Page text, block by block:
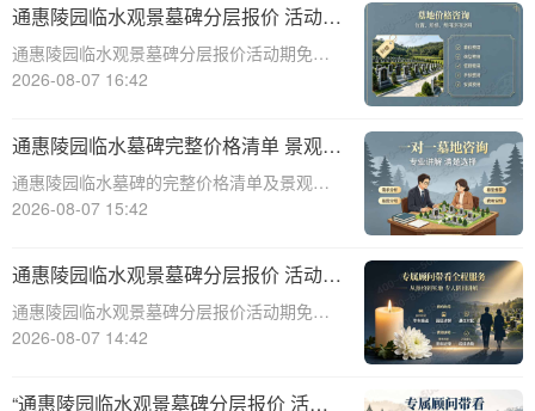
通惠陵园临水观景墓碑分层报价 活动期
免费定制碑文图案福利详解
通惠陵园临水观景墓碑分层报价活动期免费
定制碑文图案福利详解☎ 通惠陵园电话:400-
化底蕴和人文关怀的纪念圣地，始终致力于
为家属提供最优质的哀思寄托之地
2026-08-07 16:42
通惠陵园临水墓碑完整价格清单 景观维
护费用园区全额承担详解
通惠陵园临水墓碑的完整价格清单及景观维
护费用承担详解☎ 通惠陵园电话:400-838-
服务机构，提供多种类型的墓碑选择，其中
临水墓碑因其独特的景观效果和宁
2026-08-07 15:42
通惠陵园临水观景墓碑分层报价 活动期
免费定制碑文图案详解
通惠陵园临水观景墓碑分层报价活动期免费
定制碑文图案详解☎ 通惠陵园电话:400-838-
静的纪念地，一直以其独特的自然风光和人
2026-08-07 14:42
“通惠陵园临水观景墓碑分层报价 活动